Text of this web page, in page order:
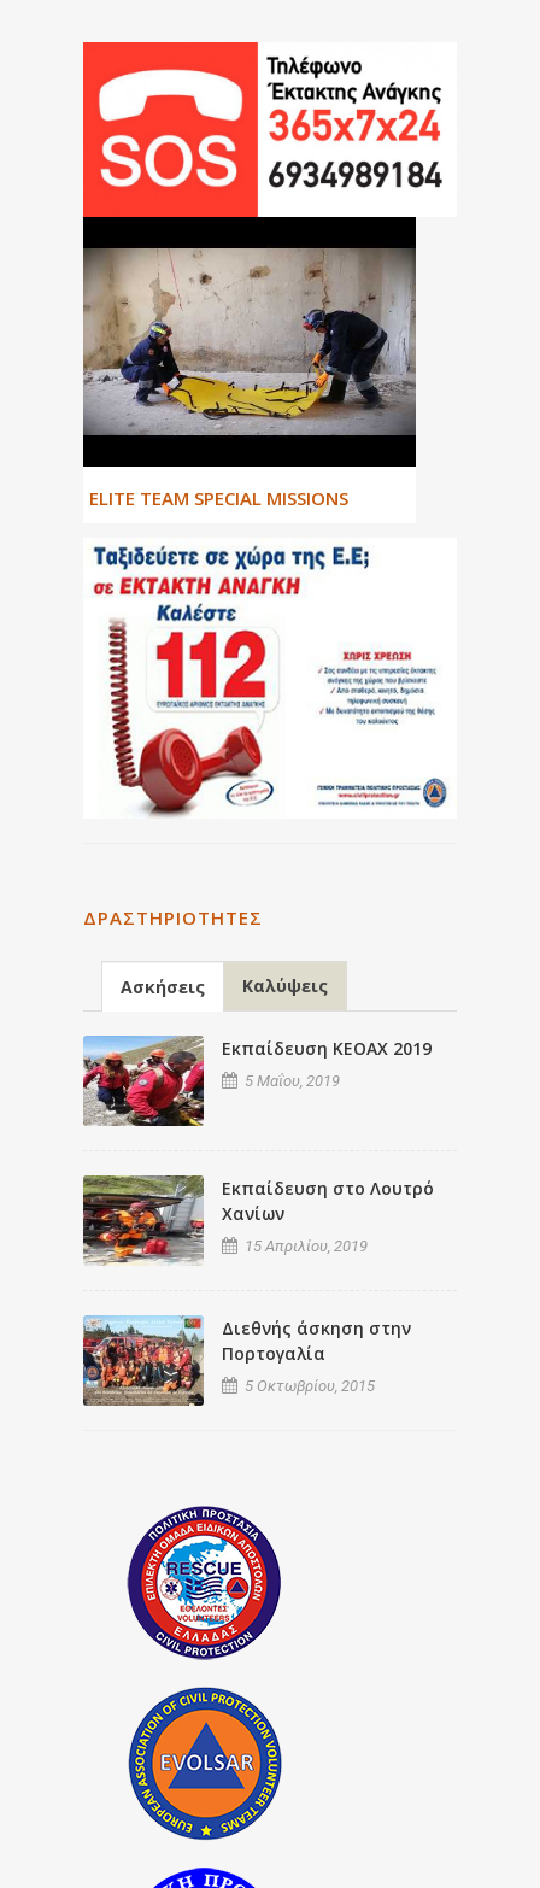
ΕLITE TEAM SPECIAL MISSIONS
ΔΡΑΣΤΗΡΙΌΤΗΤΕΣ
Ασκήσεις Καλύψεις
Εκπαίδευση ΚΕΟΑΧ 2019
5 Μαΐου, 2019
Εκπαίδευση στο Λουτρό
Χανίων
15 Απριλίου, 2019
Διεθνής άσκηση στην
Πορτογαλία
5 Οκτωβρίου, 2015